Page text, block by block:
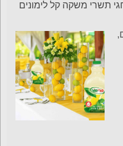
תשרי משקה קל לימונים